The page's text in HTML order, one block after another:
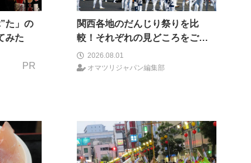
た」の
みた
PR
関西各地のだんじり祭りを比
較！それぞれの見どころをご紹
介！2026.08.01
オマツリジャパン編集部